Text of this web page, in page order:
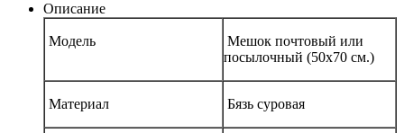
Описание
Модель
Мешок почтовый или
посылочный (50х70 см.)
Материал Бязь суровая